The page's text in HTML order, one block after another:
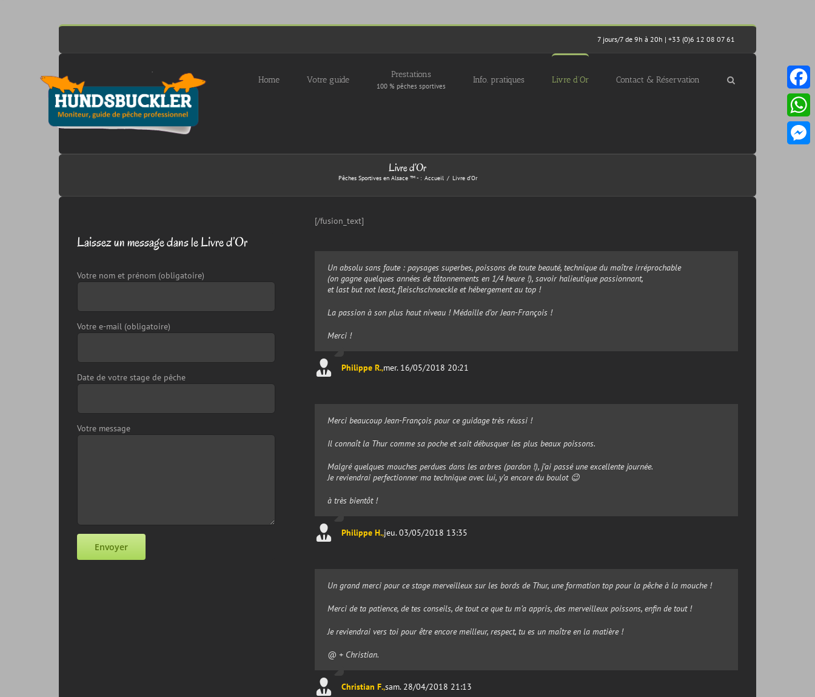
7 jours/7 de 9h à 20h | +33 (0)6 12 08 07 61
Home Votre guide
Prestations
100 % pêches sportives
Info. pratiques Livre d’Or Contact & Réservation
Livre d’Or
Pêches Sportives en Alsace ™ - : Accueil Livre d’Or
[/fusion_text]
Un absolu sans faute : paysages superbes, poissons de toute beauté, technique du maître irréprochable
(on gagne quelques années de tâtonnements en 1/4 heure !), savoir halieutique passionnant,
et last but not least, fleischschnaeckle et hébergement au top !
La passion à son plus haut niveau ! Médaille d’or Jean-François !
Merci !
Philippe R.,mer. 16/05/2018 20:21
Merci beaucoup Jean-François pour ce guidage très réussi !
Il connaît la Thur comme sa poche et sait débusquer les plus beaux poissons.
Malgré quelques mouches perdues dans les arbres (pardon !), j’ai passé une excellente journée.
Je reviendrai perfectionner ma technique avec lui, y’a encore du boulot 😉
à très bientôt !
Philippe H.,jeu. 03/05/2018 13:35
Un grand merci pour ce stage merveilleux sur les bords de Thur, une formation top pour la pêche à la mouche !
Merci de ta patience, de tes conseils, de tout ce que tu m’a appris, des merveilleux poissons, enfin de tout !
Je reviendrai vers toi pour être encore meilleur, respect, tu es un maître en la matière !
@ + Christian.
Christian F.,sam. 28/04/2018 21:13
Laissez un message dans le Livre d’Or
Votre nom et prénom (obligatoire)
Votre e-mail (obligatoire)
Date de votre stage de pêche
Votre message